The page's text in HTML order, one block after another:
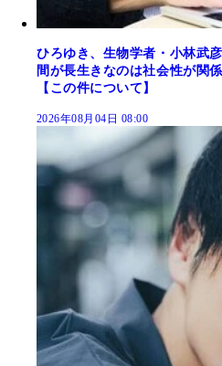
ひろゆき、生物学者・小林武
間が長生きなのは社会性が関
【この件について】
2026年08月04日 08:00